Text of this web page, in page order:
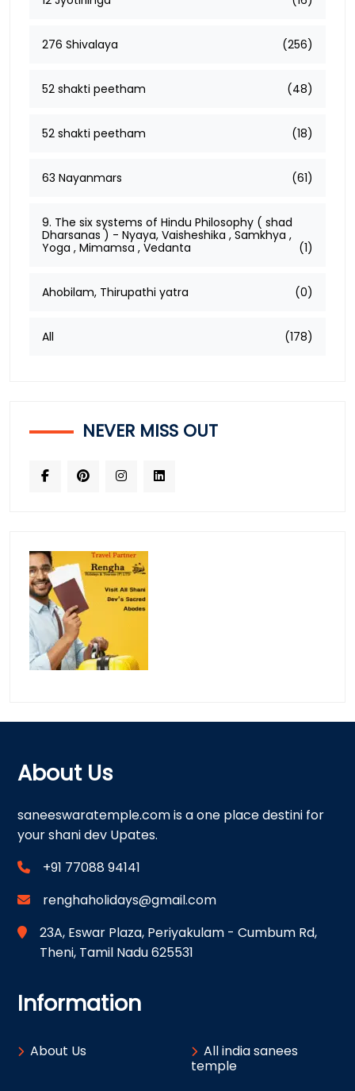
276 Shivalaya (256)
52 shakti peetham (48)
52 shakti peetham (18)
63 Nayanmars (61)
9. The six systems of Hindu Philosophy ( shad
Dharsanas ) - Nyaya, Vaisheshika , Samkhya ,
Yoga , Mimamsa , Vedanta
(1)
Ahobilam, Thirupathi yatra (0)
All (178)
NEVER MISS OUT
About Us
saneeswaratemple.com is a one place destini for
your shani dev Upates.
+91 77088 94141
renghaholidays@gmail.com
23A, Eswar Plaza, Periyakulam - Cumbum Rd,
Theni, Tamil Nadu 625531
Information
About Us
All india sanees
temple